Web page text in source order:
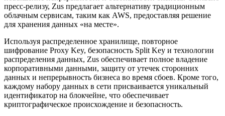
пресс-релизу, Zus предлагает альтернативу традиционным
облачным сервисам, таким как AWS, предоставляя решение
для хранения данных «на месте».
Используя распределенное хранилище, повторное
шифрование Proxy Key, безопасность Split Key и технологии
распределения данных, Zus обеспечивает полное владение
корпоративными данными, защиту от утечек сторонних
данных и непрерывность бизнеса во время сбоев. Кроме того,
каждому набору данных в сети присваивается уникальный
идентификатор на блокчейне, что обеспечивает
криптографическое происхождение и безопасность.